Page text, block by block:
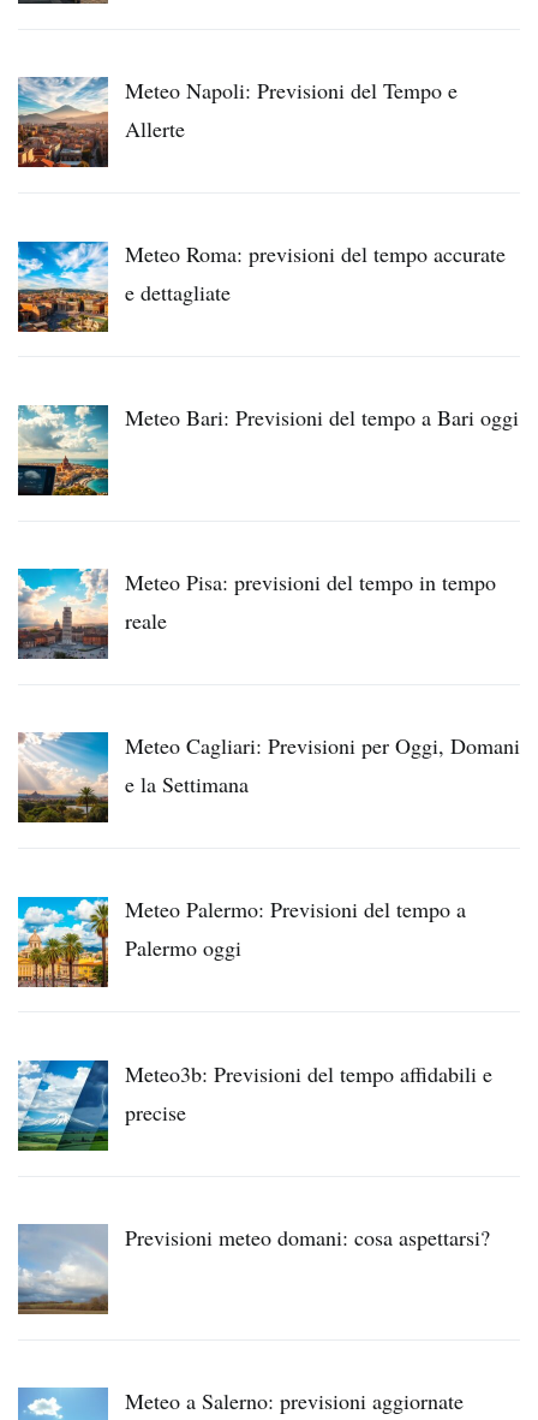
Meteo Napoli: Previsioni del Tempo e
Allerte
Meteo Roma: previsioni del tempo accurate
e dettagliate
Meteo Bari: Previsioni del tempo a Bari oggi
Meteo Pisa: previsioni del tempo in tempo
reale
Meteo Cagliari: Previsioni per Oggi, Domani
e la Settimana
Meteo Palermo: Previsioni del tempo a
Palermo oggi
Meteo3b: Previsioni del tempo affidabili e
precise
Previsioni meteo domani: cosa aspettarsi?
Meteo a Salerno: previsioni aggiornate